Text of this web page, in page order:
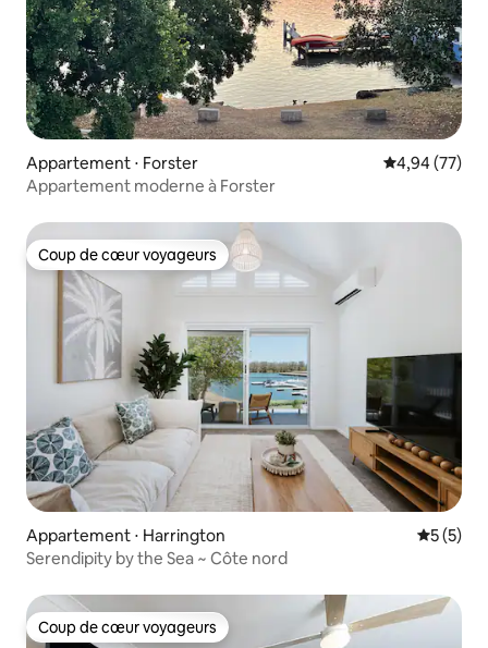
Appartement ⋅ Forster Évaluation
4,94 (77)
Appartement moderne à Forster
Coup de cœur voyageurs
Coup de cœur voyageurs
Appartement ⋅ Harrington
5 (5)
Serendipity by the Sea ~ Côte nord
Coup de cœur voyageurs
Coup de cœur voyageurs